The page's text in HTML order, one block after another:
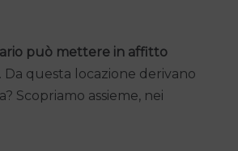
può mettere in affitto
questa locazione derivano
Scopriamo assieme, nei